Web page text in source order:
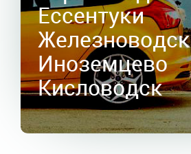
Ессентуки
Железноводск
Иноземцево
Кисловодск